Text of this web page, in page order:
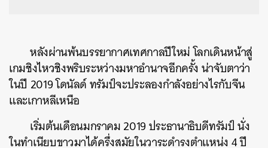
หลังผ่านพ้นบรรยากาศเทศกาลปีใหม่ โลกเดินหน้าสู่
เกมชิงไหวชิงพริบระหว่างมหาอำนาจอีกครั้ง น่าจับตาว่า
ในปี 2019 โดนัลด์ ทรัมป์จะประลองกำลังอย่างไรกับจีน
และเกาหลีเหนือ
เริ่มต้นเดือนมกราคม 2019 ประธานาธิบดีทรัมป์ นั่ง
ในทำเนียบขาวมาได้ครึ่งสมัยในวาระดำรงตำแหน่ง 4 ปี